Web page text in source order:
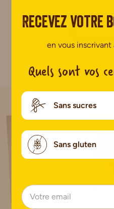
Pas encore
Recevez votre
en vous
Quels sont vos
Sans sucres
Sans gluten